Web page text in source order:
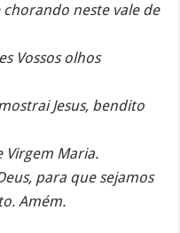
chorando neste vale de
Vossos olhos
Jesus, bendito
Virgem Maria.
para que sejamos
Amém.